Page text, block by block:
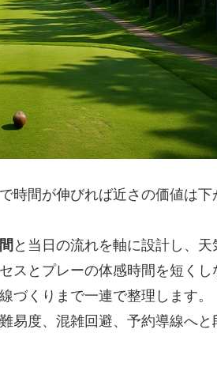
時間が伸びれば近さの価値は下
と当日の流れを軸に設計し、
スとプレーの体感時間を短く
づくりまで一連で整理します。
易度、混雑回避、予約導線へと